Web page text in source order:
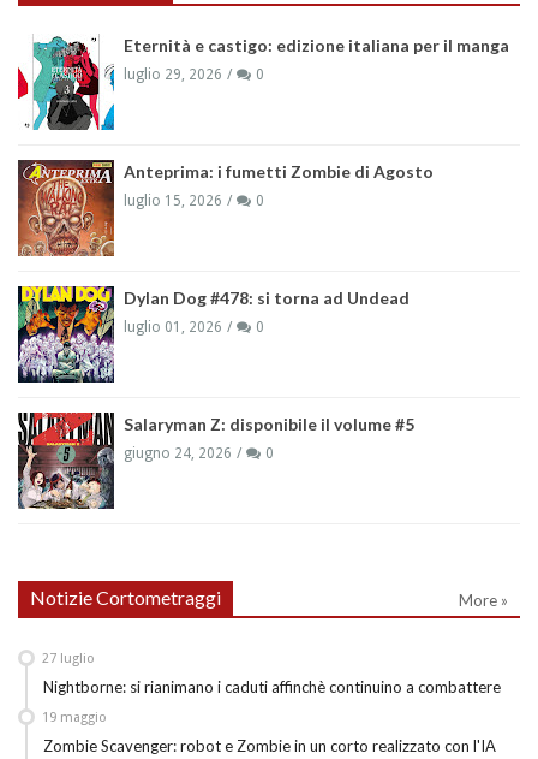
Eternità e castigo: edizione italiana per il manga
luglio 29, 2026 0
Anteprima: i fumetti Zombie di Agosto
luglio 15, 2026 0
Dylan Dog #478: si torna ad Undead
luglio 01, 2026 0
Salaryman Z: disponibile il volume #5
giugno 24, 2026 0
Notizie Cortometraggi More »
Nightborne: si rianimano i caduti affinchè continuino a combattere
27 luglio
Zombie Scavenger: robot e Zombie in un corto realizzato con l'IA
19 maggio